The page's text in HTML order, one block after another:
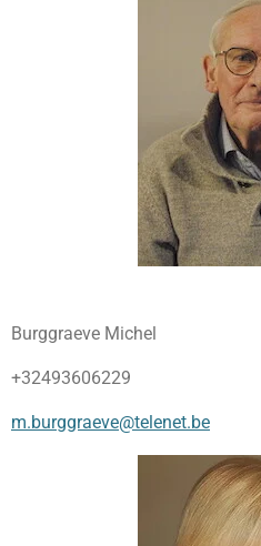
Burggraeve Michel
+32493606229
m.burggraeve@telenet.be